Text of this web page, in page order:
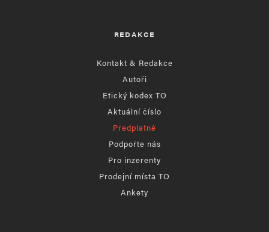
REDAKCE
Kontakt & Redakce
Autoři
Etický kodex TO
Aktuální číslo
Předplatné
Podpořte nás
Pro inzerenty
Prodejní místa TO
Ankety